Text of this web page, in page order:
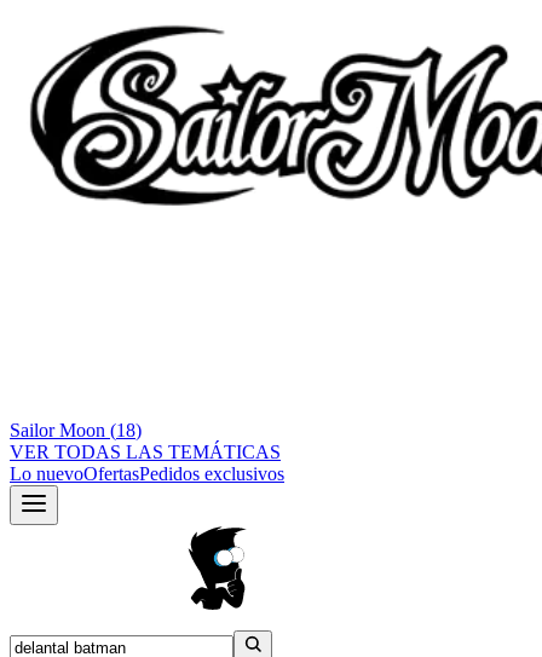
Sailor Moon (18)
VER TODAS LAS TEMÁTICAS
Lo nuevoOfertasPedidos exclusivos